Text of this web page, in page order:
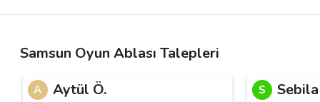
Samsun Oyun Ablası Talepleri
A Aytül Ö. S